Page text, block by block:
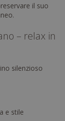
il suo
– relax in
silenzioso
e stile